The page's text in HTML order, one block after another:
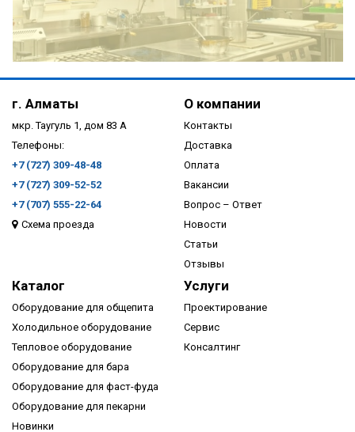
ПОДРОБНЕЕ
ПОДРОБНЕЕ
г. Алматы
мкр. Таугуль 1, дом 83 А
Телефоны:
+7 (727) 309-48-48
+7 (727) 309-52-52
+7 (707) 555-22-64
Схема проезда
О компании
Контакты
Доставка
Оплата
Вакансии
Вопрос – Ответ
Новости
Статьи
Отзывы
Каталог
Оборудование для общепита
Холодильное оборудование
Тепловое оборудование
Оборудование для бара
Оборудование для фаст-фуда
Оборудование для пекарни
Новинки
Услуги
Проектирование
Сервис
Консалтинг